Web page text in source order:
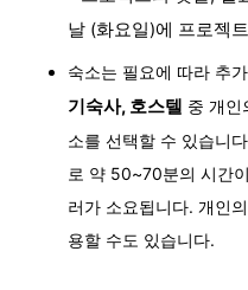
날 (화요일)에 프로젝
숙소는 필요에 따라 추
기숙사, 호스텔 중 개인
소를 선택할 수 있습니
로 약 50~70분의 시간
러가 소요됩니다. 개인
용할 수도 있습니다.